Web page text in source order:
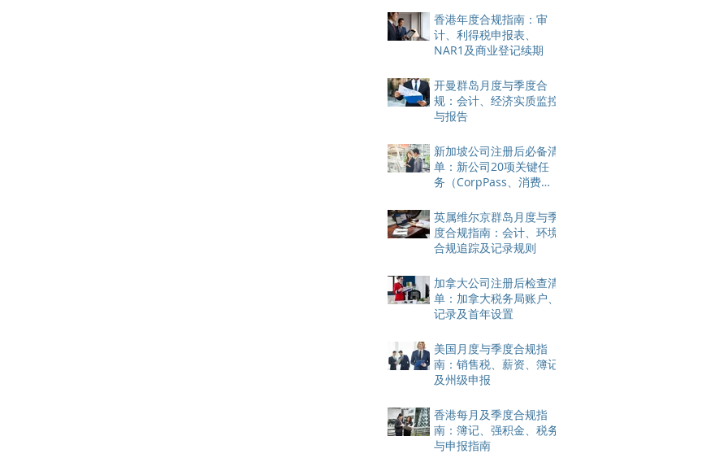
香港年度合规指南：审
计、利得税申报表、
NAR1及商业登记续期
开曼群岛月度与季度合
规：会计、经济实质监控
与报告
新加坡公司注册后必备清
单：新公司20项关键任
务（CorpPass、消费
英属维尔京群岛月度与季
度合规指南：会计、环境
合规追踪及记录规则
加拿大公司注册后检查清
单：加拿大税务局账户、
记录及首年设置
美国月度与季度合规指
南：销售税、薪资、簿记
及州级申报
香港每月及季度合规指
南：簿记、强积金、税务
与申报指南